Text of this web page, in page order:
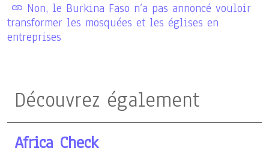
Non, le Burkina Faso n’a pas annoncé vouloir
transformer les mosquées et les églises en
entreprises
Découvrez également
Africa Check